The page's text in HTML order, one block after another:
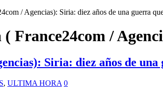
/ Agencias): Siria: diez años de una guerra
( France24com /
Siria: diez años de una
, ULTIMA HORA 0